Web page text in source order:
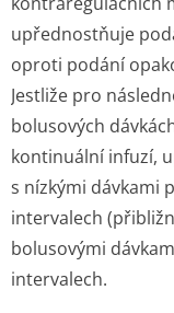
upřednostňuje
oproti podání
Jestliže pro
bolusových
kontinuální infuzí,
s nízkými dávkami
intervalech
bolusovými
intervalech.